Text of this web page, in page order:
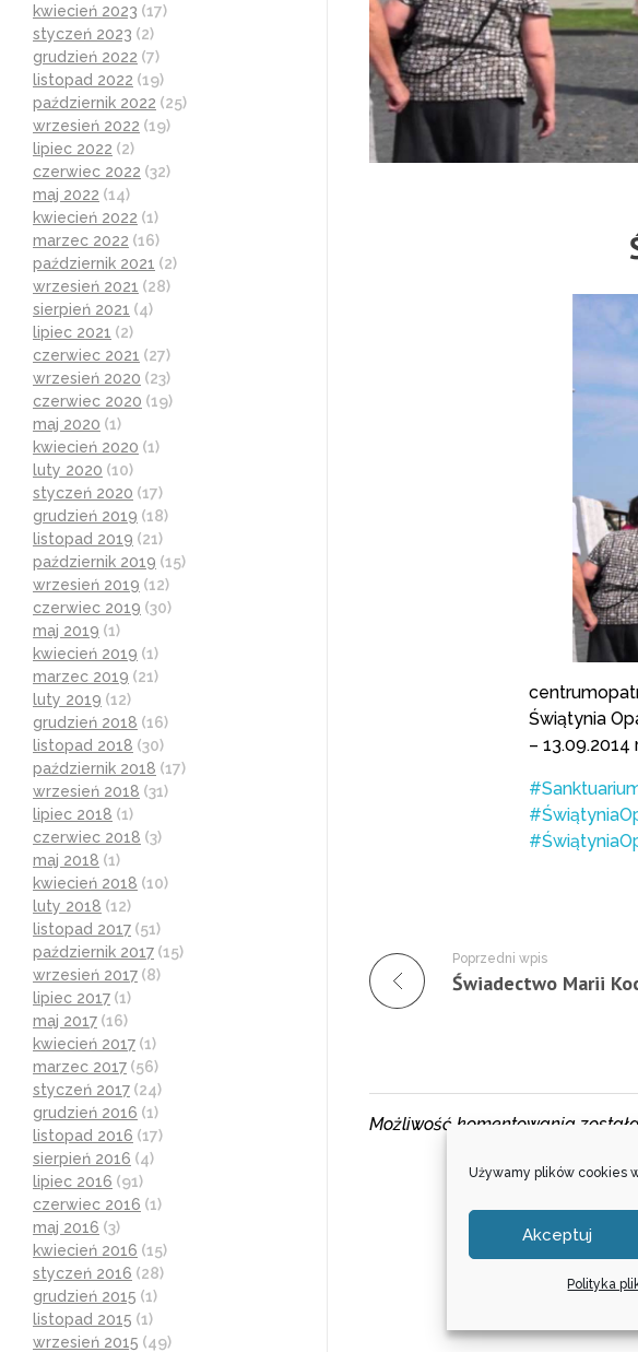
Używamy plików cookies
Akceptuj
Polityka
Świątynia
– 13.09.2014
Poprzedni wpis
Świadectwo Marii
Możliwość komentowania
kwiecień 2023 (17)
styczeń 2023 (2)
grudzień 2022 (7)
listopad 2022 (19)
październik 2022 (25)
wrzesień 2022 (19)
lipiec 2022 (2)
czerwiec 2022 (32)
maj 2022 (14)
kwiecień 2022 (1)
marzec 2022 (16)
październik 2021 (2)
wrzesień 2021 (28)
sierpień 2021 (4)
lipiec 2021 (2)
czerwiec 2021 (27)
wrzesień 2020 (23)
czerwiec 2020 (19)
maj 2020 (1)
kwiecień 2020 (1)
luty 2020 (10)
styczeń 2020 (17)
grudzień 2019 (18)
listopad 2019 (21)
październik 2019 (15)
wrzesień 2019 (12)
czerwiec 2019 (30)
maj 2019 (1)
kwiecień 2019 (1)
marzec 2019 (21)
luty 2019 (12)
grudzień 2018 (16)
listopad 2018 (30)
październik 2018 (17)
wrzesień 2018 (31)
lipiec 2018 (1)
czerwiec 2018 (3)
maj 2018 (1)
kwiecień 2018 (10)
luty 2018 (12)
listopad 2017 (51)
październik 2017 (15)
wrzesień 2017 (8)
lipiec 2017 (1)
maj 2017 (16)
kwiecień 2017 (1)
marzec 2017 (56)
styczeń 2017 (24)
grudzień 2016 (1)
listopad 2016 (17)
sierpień 2016 (4)
lipiec 2016 (91)
czerwiec 2016 (1)
maj 2016 (3)
kwiecień 2016 (15)
styczeń 2016 (28)
grudzień 2015 (1)
listopad 2015 (1)
wrzesień 2015 (49)